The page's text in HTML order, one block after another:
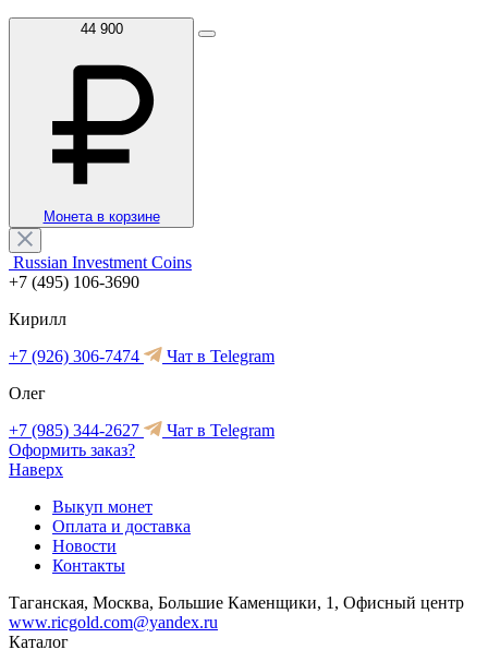
44 900
Монета в корзине
Russian Investment Coins
+7 (495) 106-3690
Кирилл
+7 (926) 306-7474
Чат в Telegram
Олег
+7 (985) 344-2627
Чат в Telegram
Оформить заказ?
Наверх
Выкуп монет
Оплата и доставка
Новости
Контакты
Таганская, Москва, Большие Каменщики, 1, Офисный центр
www.ricgold.com@yandex.ru
Каталог